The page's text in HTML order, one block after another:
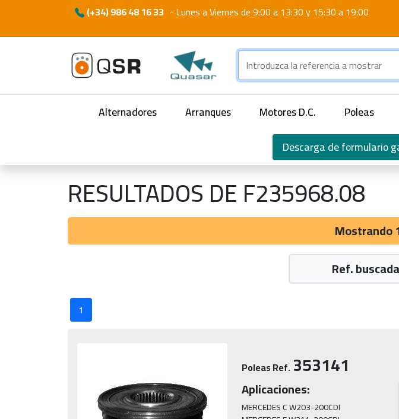
(+34) 986 48 16 33 - Lunes a Viernes de 9:00 a 13:30 y 15:30 a 19:00
Alternadores Arranques Motores D.C. Poleas
Descarga de formulario
RESULTADOS DE F235968.08
Mostrando
Ref.
1
Poleas Ref. 353141
Aplicaciones:
MERCEDES C W203-200CDI